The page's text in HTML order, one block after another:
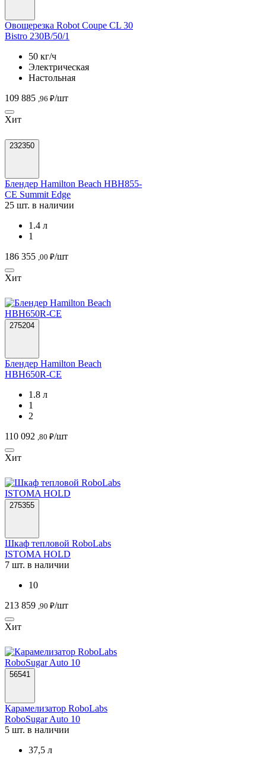
Овощерезка Robot Coupe CL 30
Bistro 230B/50/1
50 кг/ч
Электрическая
Настольная
109 885 ,96 ₽/шт
Хит
232350
Блендер Hamilton Beach HBH855-
CE Summit Edge
25 шт. в наличии
1.4 л
1
186 355 ,00 ₽/шт
Хит
275204
Блендер Hamilton Beach
HBH650R-СЕ
1.8 л
1
2
110 092 ,80 ₽/шт
Хит
275355
Шкаф тепловой RoboLabs
ISTOMA HOLD
7 шт. в наличии
10
213 859 ,90 ₽/шт
Хит
56541
Карамелизатор RoboLabs
RoboSugar Auto 10
5 шт. в наличии
37,5 л